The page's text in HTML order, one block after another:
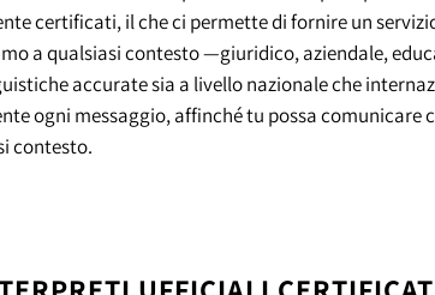
certificati, il che ci permette di fornire un
a qualsiasi contesto —giuridico, aziendale,
accurate sia a livello nazionale che
ogni messaggio, affinché tu possa comunicare
contesto.